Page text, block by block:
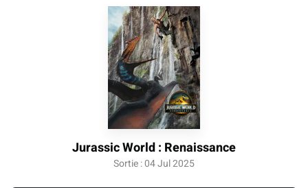
Jurassic World : Renaissance
Sortie : 04 Jul 2025